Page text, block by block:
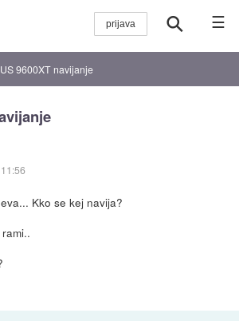
☰
9600XT navijanje
Kko se kej navija?